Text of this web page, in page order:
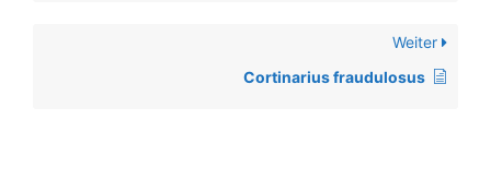
Weiter
Cortinarius fraudulosus